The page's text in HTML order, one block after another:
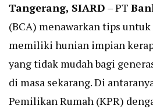
Tangerang, SIARD – PT
(BCA) menawarkan tips untuk
memiliki hunian impian
yang tidak mudah bagi
di masa sekarang. Di
Pemilikan Rumah (KPR)